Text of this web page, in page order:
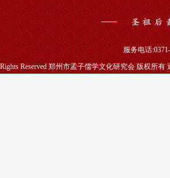
服务电话
Reserved 郑州市孟子儒学文化研究会 版权所